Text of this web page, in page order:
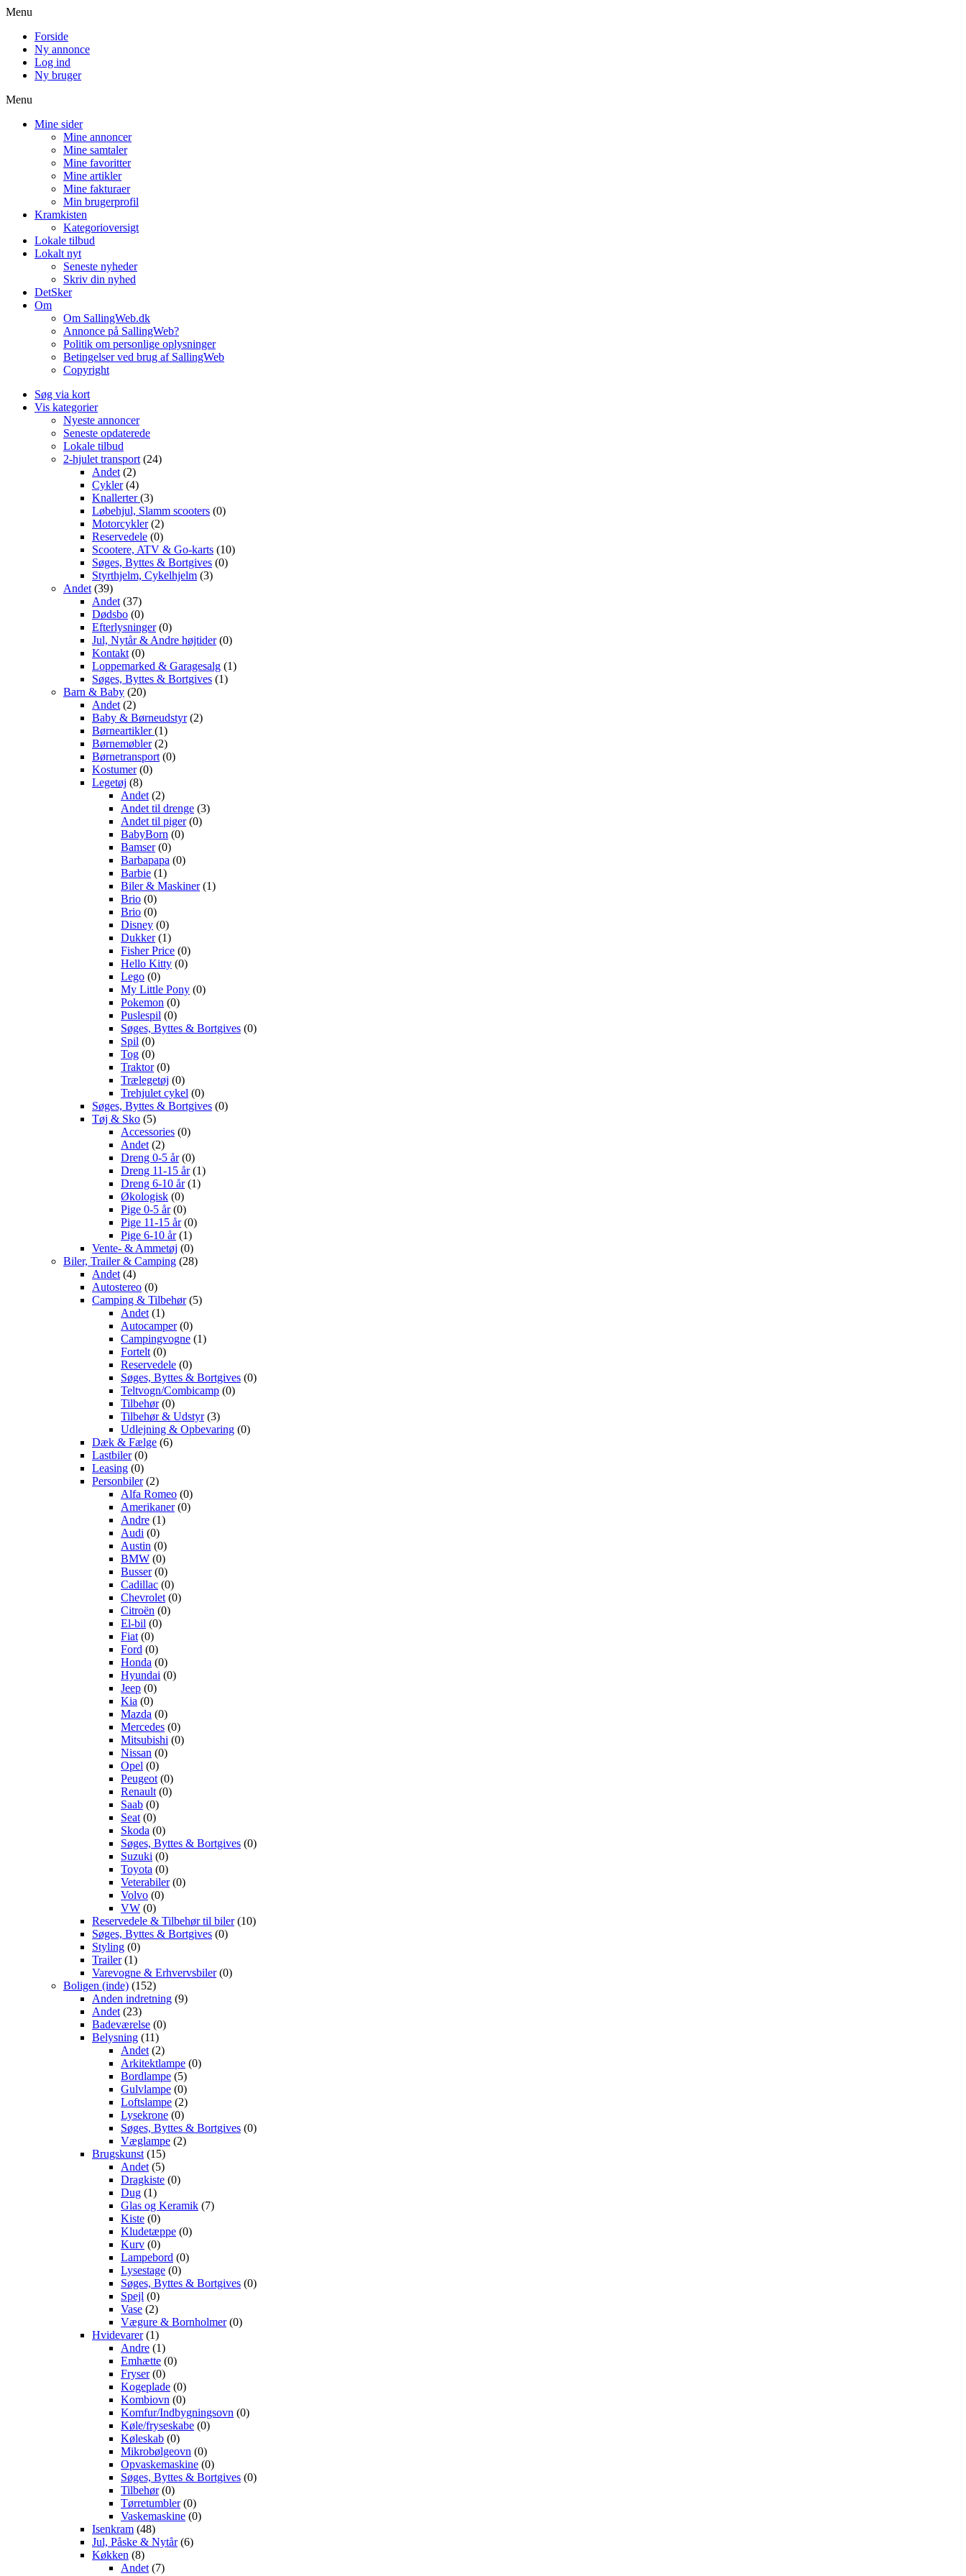
Menu
Forside
Ny annonce
Log ind
Ny bruger
Menu
Mine sider
Mine annoncer
Mine samtaler
Mine favoritter
Mine artikler
Mine fakturaer
Min brugerprofil
Kramkisten
Kategorioversigt
Lokale tilbud
Lokalt nyt
Seneste nyheder
Skriv din nyhed
DetSker
Om
Om SallingWeb.dk
Annonce på SallingWeb?
Politik om personlige oplysninger
Betingelser ved brug af SallingWeb
Copyright
Søg via kort
Vis kategorier
Nyeste annoncer
Seneste opdaterede
Lokale tilbud
2-hjulet transport (24)
Andet (2)
Cykler(4)
Knallerter(3)
Løbehjul, Slamm scooters (0)
Motorcykler(2)
Reservedele (0)
Scootere, ATV & Go-karts (10)
Søges, Byttes & Bortgives (0)
Styrthjelm, Cykelhjelm (3)
Andet (39)
Andet (37)
Dødsbo (0)
Efterlysninger(0)
Jul, Nytår & Andre højtider(0)
Kontakt (0)
Loppemarked & Garagesalg (1)
Søges, Byttes & Bortgives (1)
Barn & Baby (20)
Andet (2)
Baby & Børneudstyr(2)
Børneartikler(1)
Børnemøbler(2)
Børnetransport (0)
Kostumer(0)
Legetøj (8)
Andet (2)
Andet til drenge (3)
Andet til piger(0)
BabyBorn (0)
Bamser(0)
Barbapapa (0)
Barbie (1)
Biler & Maskiner(1)
Brio (0)
Brio (0)
Disney (0)
Dukker(1)
Fisher Price (0)
Hello Kitty (0)
Lego (0)
My Little Pony (0)
Pokemon (0)
Puslespil (0)
Søges, Byttes & Bortgives (0)
Spil (0)
Tog (0)
Traktor(0)
Trælegetøj (0)
Trehjulet cykel (0)
Søges, Byttes & Bortgives (0)
Tøj & Sko (5)
Accessories (0)
Andet (2)
Dreng 0-5 år(0)
Dreng 11-15 år(1)
Dreng 6-10 år(1)
Økologisk (0)
Pige 0-5 år(0)
Pige 11-15 år(0)
Pige 6-10 år(1)
Vente- & Ammetøj (0)
Biler, Trailer & Camping (28)
Andet (4)
Autostereo (0)
Camping & Tilbehør(5)
Andet (1)
Autocamper(0)
Campingvogne (1)
Fortelt (0)
Reservedele (0)
Søges, Byttes & Bortgives (0)
Teltvogn/Combicamp (0)
Tilbehør(0)
Tilbehør & Udstyr(3)
Udlejning & Opbevaring (0)
Dæk & Fælge (6)
Lastbiler(0)
Leasing (0)
Personbiler(2)
Alfa Romeo (0)
Amerikaner(0)
Andre (1)
Audi (0)
Austin (0)
BMW (0)
Busser(0)
Cadillac (0)
Chevrolet (0)
Citroën (0)
El-bil (0)
Fiat (0)
Ford (0)
Honda (0)
Hyundai (0)
Jeep (0)
Kia (0)
Mazda (0)
Mercedes (0)
Mitsubishi (0)
Nissan (0)
Opel (0)
Peugeot (0)
Renault (0)
Saab (0)
Seat (0)
Skoda (0)
Søges, Byttes & Bortgives (0)
Suzuki (0)
Toyota (0)
Veterabiler(0)
Volvo (0)
VW (0)
Reservedele & Tilbehør til biler(10)
Søges, Byttes & Bortgives (0)
Styling (0)
Trailer(1)
Varevogne & Erhvervsbiler(0)
Boligen (inde) (152)
Anden indretning (9)
Andet (23)
Badeværelse (0)
Belysning (11)
Andet (2)
Arkitektlampe (0)
Bordlampe (5)
Gulvlampe (0)
Loftslampe (2)
Lysekrone (0)
Søges, Byttes & Bortgives (0)
Væglampe (2)
Brugskunst (15)
Andet (5)
Dragkiste (0)
Dug (1)
Glas og Keramik (7)
Kiste (0)
Kludetæppe (0)
Kurv (0)
Lampebord (0)
Lysestage (0)
Søges, Byttes & Bortgives (0)
Spejl (0)
Vase (2)
Vægure & Bornholmer(0)
Hvidevarer(1)
Andre (1)
Emhætte (0)
Fryser(0)
Kogeplade (0)
Kombiovn (0)
Komfur/Indbygningsovn (0)
Køle/fryseskabe (0)
Køleskab (0)
Mikrobølgeovn (0)
Opvaskemaskine (0)
Søges, Byttes & Bortgives (0)
Tilbehør(0)
Tørretumbler(0)
Vaskemaskine (0)
Isenkram (48)
Jul, Påske & Nytår(6)
Køkken (8)
Andet (7)